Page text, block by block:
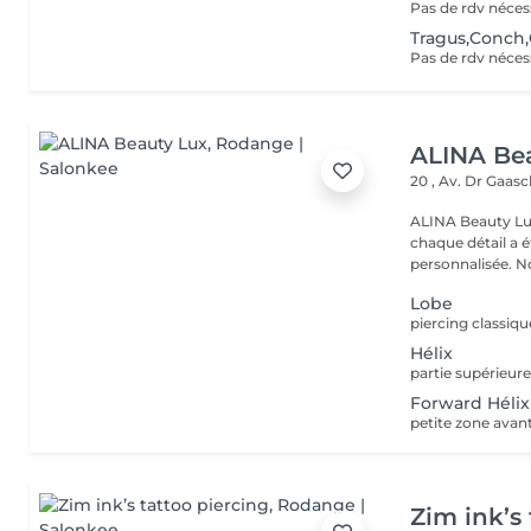
ALINA
20 , Av. Dr
ALINA Beauty
chaque détail a
Lobe
Hélix
Forward Hélix
Zim